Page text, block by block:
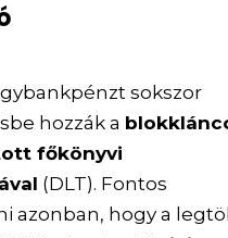
sokszor
hozzák a
főkönyvi
(DLT). Fontos
azonban, hogy a